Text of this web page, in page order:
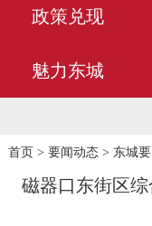
政策兑现
魅力东城
首页 > 要闻动态> 东城
磁器口东街区